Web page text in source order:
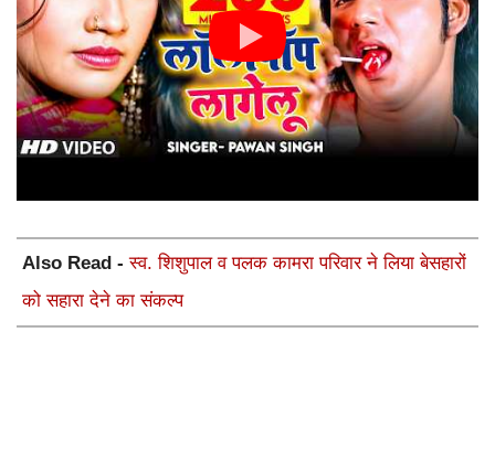
Also Read -स्व. शिशुपाल व पलक कामरा परिवार ने लिया बेसहारों
को सहारा देने का संकल्प